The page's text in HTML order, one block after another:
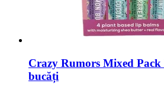
Crazy Rumors Mixed Pack
bucăți